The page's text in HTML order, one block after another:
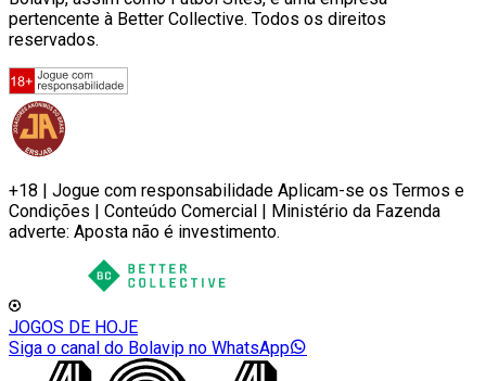
pertencente à Better Collective. Todos os direitos
reservados.
+18 | Jogue com responsabilidade Aplicam-se os Termos e
Condições | Conteúdo Comercial | Ministério da Fazenda
adverte: Aposta não é investimento.
JOGOS DE HOJE
Siga o canal do Bolavip no WhatsApp